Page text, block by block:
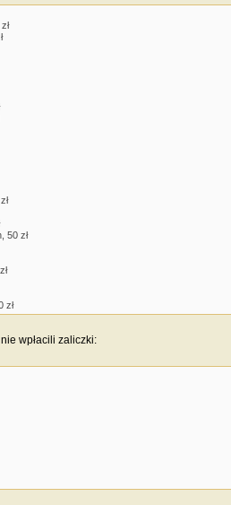
50 zł
zł
wpłacili zaliczki: